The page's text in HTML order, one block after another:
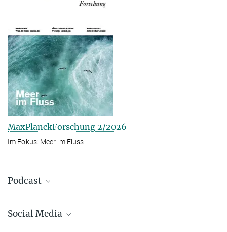
MaxPlanckForschung 2/2026
Im Fokus: Meer im Fluss
Podcast
Social Media